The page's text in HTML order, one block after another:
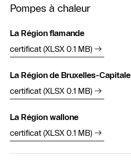
Pompes à chaleur
La Région flamande
certificat (XLSX 0.1 MB)
La Région de Bruxelles-Capitale
certificat (XLSX 0.1 MB)
La Région wallone
certificat (XLSX 0.1 MB)